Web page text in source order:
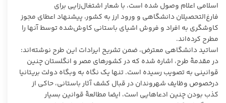
اسلامی اعلام وصول شده است، با شعار اشتغال‌زایی برای
فارغ‌التحصیلان دانشگاهی و ورود ارز به کشور،‌ پیشنهاد اعطای مجوز
کاوشگری به افراد و فروش اشیای باستانی کاوش‌شده توسط آنها را
مطرح کرده‌اند.
اساتید دانشگاهی معترض، ضمن تشریح ایرادات این طرح نوشته‌اند:
در مقدمۀ طرح، اشاره شده که در کشورهای مصر و انگلستان چنین
قوانینی به تصویب رسیده است. تنها یک نگاه به وبگاه دولت بریتانیا
درخصوص وظایف شهروندان در قبال کشف آثار باستانی، حاکی از
کذب بودن چنین ادعاهایی است، ایضا مطالعۀ قوانین بسیار